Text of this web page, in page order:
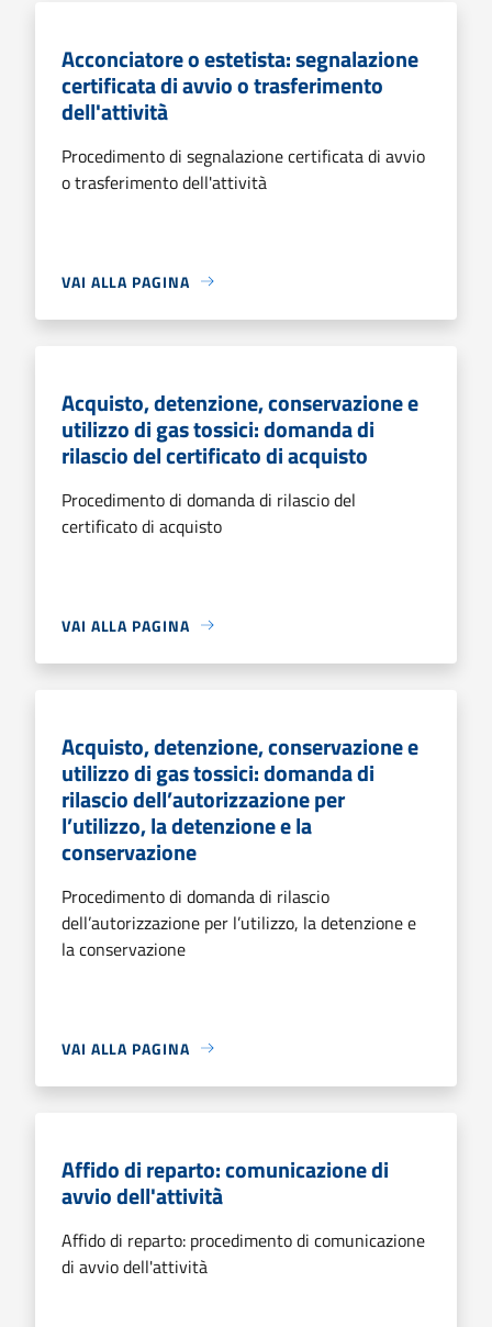
Acconciatore o estetista: segnalazione
certificata di avvio o trasferimento
dell'attività
Procedimento di segnalazione certificata di avvio
o trasferimento dell'attività
VAI ALLA PAGINA
Acquisto, detenzione, conservazione e
utilizzo di gas tossici: domanda di
rilascio del certificato di acquisto
Procedimento di domanda di rilascio del
certificato di acquisto
VAI ALLA PAGINA
Acquisto, detenzione, conservazione e
utilizzo di gas tossici: domanda di
rilascio dell’autorizzazione per
l’utilizzo, la detenzione e la
conservazione
Procedimento di domanda di rilascio
dell’autorizzazione per l’utilizzo, la detenzione e
la conservazione
VAI ALLA PAGINA
Affido di reparto: comunicazione di
avvio dell'attività
Affido di reparto: procedimento di comunicazione
di avvio dell'attività